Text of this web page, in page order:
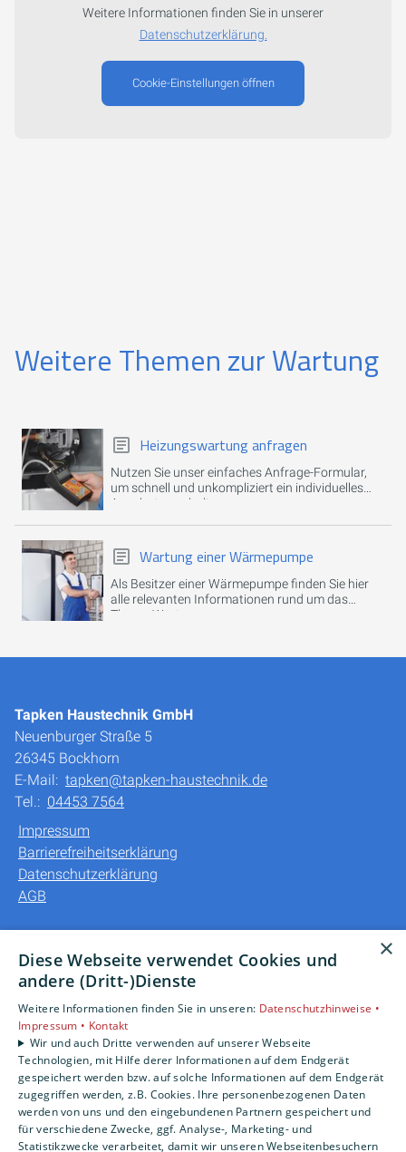
Weitere Informationen finden Sie in unserer
Datenschutzerklärung.
Cookie-Einstellungen öffnen
Weitere Themen zur Wartung
Heizungswartung anfragen
Nutzen Sie unser einfaches Anfrage-Formular,
um schnell und unkompliziert ein individuelles
Angebot zu erhalten.
Wartung einer Wärmepumpe
Als Besitzer einer Wärmepumpe finden Sie hier
alle relevanten Informationen rund um das
Thema Wartung.
Tapken Haustechnik GmbH
Neuenburger Straße 5
26345 Bockhorn
E-Mail: tapken@tapken-haustechnik.de
Tel.: 04453 7564
Impressum
Barrierefreiheitserklärung
Datenschutzerklärung
AGB
Privatkunden
Gewerbekunden
Karriere
Unternehmen
Kontakt
×
Diese Webseite verwendet Cookies und
andere (Dritt-)Dienste
Weitere Informationen finden Sie in unseren: Datenschutzhinweise •
Impressum • Kontakt
Wir und auch Dritte verwenden auf unserer Webseite
Technologien, mit Hilfe derer Informationen auf dem Endgerät
gespeichert werden bzw. auf solche Informationen auf dem Endgerät
zugegriffen werden, z.B. Cookies. Ihre personenbezogenen Daten
werden von uns und den eingebundenen Partnern gespeichert und
für verschiedene Zwecke, ggf. Analyse-, Marketing- und
Statistikzwecke verarbeitet, damit wir unseren Webseitenbesuchern